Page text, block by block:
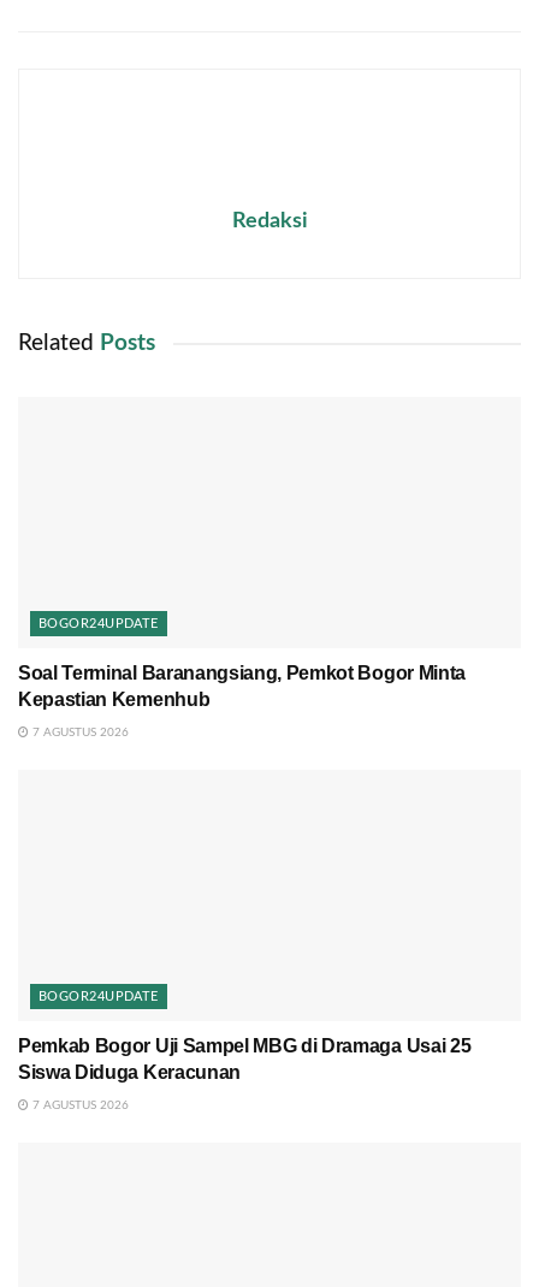
Redaksi
Related Posts
BOGOR24UPDATE
Soal Terminal Baranangsiang, Pemkot Bogor Minta
Kepastian Kemenhub
7 AGUSTUS 2026
BOGOR24UPDATE
Pemkab Bogor Uji Sampel MBG di Dramaga Usai 25
Siswa Diduga Keracunan
7 AGUSTUS 2026